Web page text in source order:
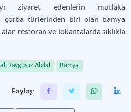
ziyaret edenlerin mutlaka
çorba türlerinden biri olan bamya
alan restoran ve lokantalarda sıklıkla
Kaygusuz Abdal Bamya
Paylaş: